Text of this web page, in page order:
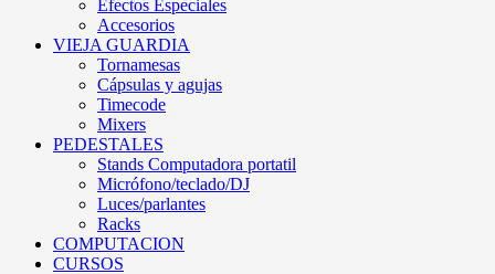
Efectos Especiales
Accesorios
VIEJA GUARDIA
Tornamesas
Cápsulas y agujas
Timecode
Mixers
PEDESTALES
Stands Computadora portatil
Micrófono/teclado/DJ
Luces/parlantes
Racks
COMPUTACION
CURSOS